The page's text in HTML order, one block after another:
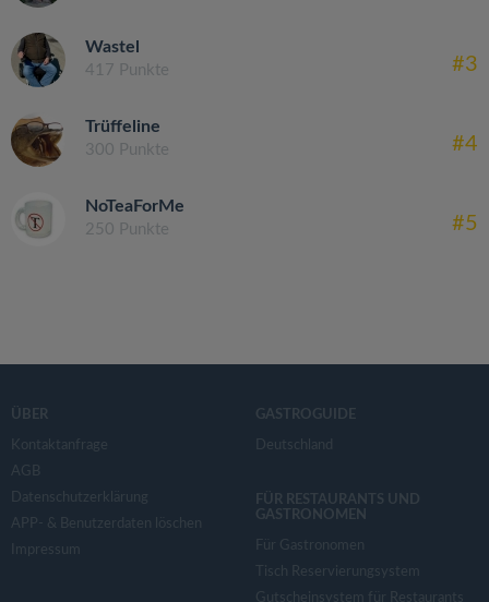
Wastel
417 Punkte #3
Trüffeline
300 Punkte #4
NoTeaForMe
250 Punkte #5
ÜBER
Kontaktanfrage
AGB
Datenschutzerklärung
APP- & Benutzerdaten löschen
Impressum
GASTROGUIDE
Deutschland
FÜR RESTAURANTS UND
GASTRONOMEN
Für Gastronomen
Tisch Reservierungsystem
Gutscheinsystem für Restaurants